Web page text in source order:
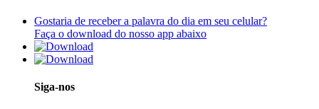
Gostaria de receber a palavra do dia em seu celular?
Faça o download do nosso app abaixo
Siga-nos